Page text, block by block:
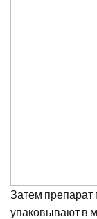
Затем препарат
упаковывают в